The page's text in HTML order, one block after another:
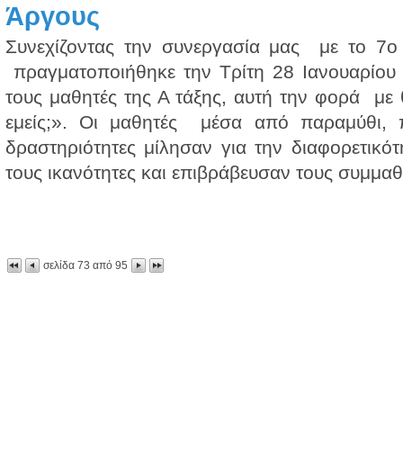
Άργους
Συνεχίζοντας την συνεργασία μας με το
πραγματοποιήθηκε την Τρίτη 28
τους μαθητές της Α τάξης, αυτή την φορά
εμείς;». Οι μαθητές μέσα από παραμύθι,
δραστηριότητες μίλησαν για την
τους ικανότητες και επιβράβευσαν τους
σελίδα 73 από 95